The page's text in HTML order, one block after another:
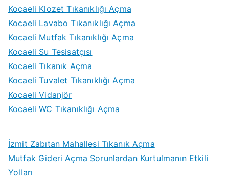
Kocaeli Klozet Tıkanıklığı Açma
Kocaeli Lavabo Tıkanıklığı Açma
Kocaeli Mutfak Tıkanıklığı Açma
Kocaeli Su Tesisatçısı
Kocaeli Tıkanık Açma
Kocaeli Tuvalet Tıkanıklığı Açma
Kocaeli Vidanjör
Kocaeli WC Tıkanıklığı Açma
İzmit Zabıtan Mahallesi Tıkanık Açma
Mutfak Gideri Açma Sorunlardan Kurtulmanın Etkili
Yolları